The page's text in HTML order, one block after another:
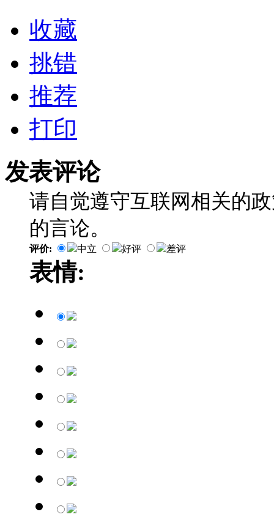
收藏
挑错
推荐
打印
发表评论
请自觉遵守互联网相关的
的言论。
评价: 中立 好评 差评
表情: